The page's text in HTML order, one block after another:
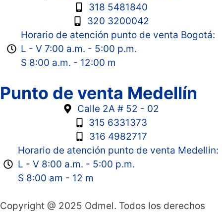
318 5481840
320 3200042
Horario de atención punto de venta Bogotá:
L - V 7:00 a.m. - 5:00 p.m.
S 8:00 a.m. - 12:00 m
Punto de venta Medellín
Calle 2A # 52 - 02
315 6331373
316 4982717
Horario de atención punto de venta Medellin:
L - V 8:00 a.m. - 5:00 p.m.
S 8:00 am - 12 m
Copyright @ 2025 Odmel. Todos los derechos